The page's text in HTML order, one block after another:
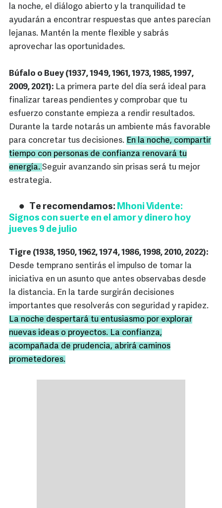
la noche, el diálogo abierto y la tranquilidad te
ayudarán a encontrar respuestas que antes parecían
lejanas. Mantén la mente flexible y sabrás
aprovechar las oportunidades.
Búfalo o Buey (1937, 1949, 1961, 1973, 1985, 1997,
2009, 2021): La primera parte del día será ideal para
finalizar tareas pendientes y comprobar que tu
esfuerzo constante empieza a rendir resultados.
Durante la tarde notarás un ambiente más favorable
para concretar tus decisiones. En la noche, compartir
tiempo con personas de confianza renovará tu
energía. Seguir avanzando sin prisas será tu mejor
estrategia.
Te recomendamos: Mhoni Vidente:
Signos con suerte en el amor y dinero hoy
jueves 9 de julio
Tigre (1938, 1950, 1962, 1974, 1986, 1998, 2010, 2022):
Desde temprano sentirás el impulso de tomar la
iniciativa en un asunto que antes observabas desde
la distancia. En la tarde surgirán decisiones
importantes que resolverás con seguridad y rapidez.
La noche despertará tu entusiasmo por explorar
nuevas ideas o proyectos. La confianza,
acompañada de prudencia, abrirá caminos
prometedores.